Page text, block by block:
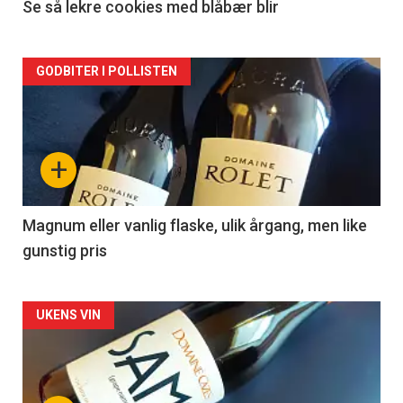
2
Se så lekre cookies med blåbær blir
Forsiden
akkurat
nå
3
+
GODBITER I POLLISTEN
Magnum eller vanlig flaske, ulik årgang, men like
gunstig pris
Forsiden
akkurat
nå
UKENS VIN